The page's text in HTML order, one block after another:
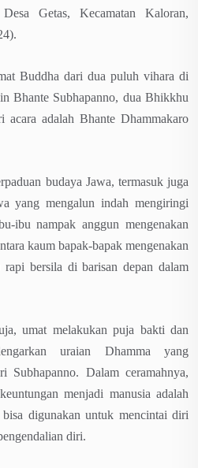
Getas, Kecamatan Kaloran,
Buddha dari dua puluh vihara di
Bhante Subhapanno, dua Bhikkhu
acara adalah Bhante Dhammakaro
budaya Jawa, termasuk juga
yang mengalun indah mengiringi
ibu nampak anggun mengenakan
kaum bapak-bapak mengenakan
bersila di barisan depan dalam
umat melakukan puja bakti dan
uraian Dhamma yang
Subhapanno. Dalam ceramahnya,
menjadi manusia adalah
digunakan untuk mencintai diri
diri.